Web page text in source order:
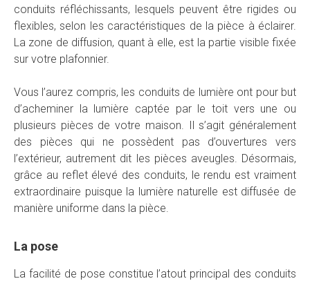
conduits réfléchissants, lesquels peuvent être rigides ou
flexibles, selon les caractéristiques de la pièce à éclairer.
La zone de diffusion, quant à elle, est la partie visible fixée
sur votre plafonnier.
Vous l’aurez compris, les conduits de lumière ont pour but
d’acheminer la lumière captée par le toit vers une ou
plusieurs pièces de votre maison. Il s’agit généralement
des pièces qui ne possèdent pas d’ouvertures vers
l’extérieur, autrement dit les pièces aveugles. Désormais,
grâce au reflet élevé des conduits, le rendu est vraiment
extraordinaire puisque la lumière naturelle est diffusée de
manière uniforme dans la pièce.
La pose
La facilité de pose constitue l’atout principal des conduits